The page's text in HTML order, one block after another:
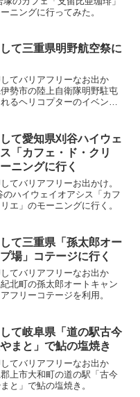
ニングに行ってみた。
て三重県明野航空祭に
てバリアフリーなお出か
勢市の陸上自衛隊明野駐屯
るヘリコプターのイベン
て愛知県刈谷ハイウェ
「カフェ・ド・クリ
ニングに行く
てバリアフリーお出かけ。
のハイウェイオアシス「カフ
エ」のモーニングに行く。
て三重県「孫太郎オー
場」コテージに行く
てバリアフリーなお出か
北町の孫太郎オートキャン
フリーコテージを利用。
て岐阜県「道の駅古今
まと」で鮎の塩焼き
てバリアフリーなお出か
上市大和町の道の駅「古今
と」で鮎の塩焼き。